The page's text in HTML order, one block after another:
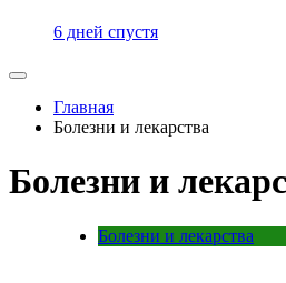
6 дней спустя
Главная
Болезни и лекарства
Болезни и
Болезни и лекарства